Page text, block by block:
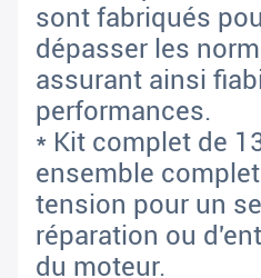
sont fabriqués
dépasser les
assurant ainsi
performances.
* Kit complet de
ensemble
tension pour un
réparation ou
du moteur.